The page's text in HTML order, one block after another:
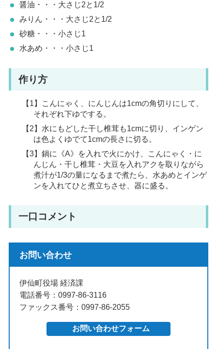
醤油・・・大さじ2と1/2
みりん・・・大さじ2と1/2
砂糖・・・小さじ1
水あめ・・・小さじ1
作り方
【1】こんにゃく、にんじんは1cmの角切りにして、
それぞれ下ゆでする。
【2】水にもどした干し椎茸も1cmに切り、インゲン
は色よくゆでて1cmの長さに切る。
【3】鍋に《A》を入れで火にかけ、こんにゃく・に
んじん・干し椎茸・大豆を入れアクを取りながら
煮汁が1/3の量になるまで煮たら、水あめとインゲ
ンを入れてひと煮立ちさせ、器に盛る。
一口コメント
お問い合わせ
伊仙町役場 経済課
電話番号：0997-86-3116
ファックス番号：0997-86-2055